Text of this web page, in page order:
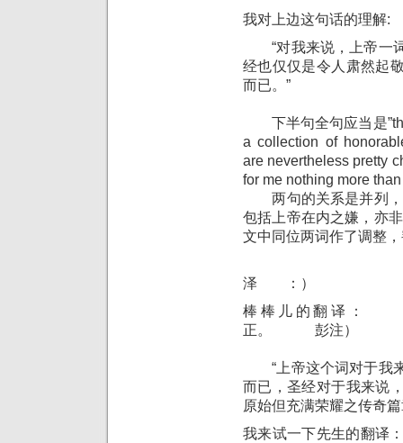
我对上边这句话的理解:
“对我来说，上帝一词
经也仅仅是令人肃然起
而已。”
下半句全句应当是
a collection of
are nevertheless pretty
for me nothing more
两句的关系是并列，
包括上帝在内之嫌，亦
文中同位两词作了调整
泽 ：）
棒棒儿的翻译：
正。 彭注）
“上帝这个词对于我来
而已，圣经对于我来说
原始但充满荣耀之传奇篇
我来试一下先生的